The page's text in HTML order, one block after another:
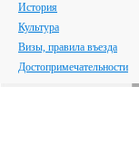
История
Культура
Визы, правила въезда
Достопримечательности